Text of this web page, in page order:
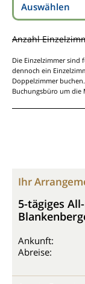
Auswählen
Anzahl
Die Einzelzimmer sind
dennoch ein
Doppelzimmer
Buchungsbüro um die
Ihr
5-tägiges
Ankunft:
Abreise: